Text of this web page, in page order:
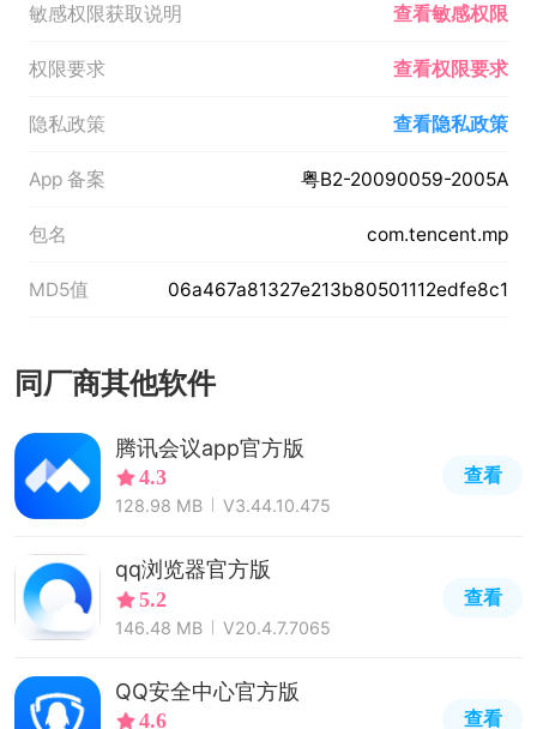
敏感权限获取说明 查看敏感权限
权限要求 查看权限要求
隐私政策 查看隐私政策
App 备案 粤B2-20090059-2005A
包名 com.tencent.mp
MD5值 06a467a81327e213b80501112edfe8c1
同厂商其他软件
腾讯会议app官方版
4.3
128.98 MB V3.44.10.475
查看
qq浏览器官方版
5.2
146.48 MB V20.4.7.7065
查看
QQ安全中心官方版
4.6 查看